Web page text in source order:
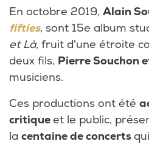
En octobre 2019, Alain
fifties, sont 15e album
et Là, fruit d'une étroite
deux fils, Pierre Souchon
musiciens.
Ces productions ont été
critiqueet le public,
la centaine de concerts